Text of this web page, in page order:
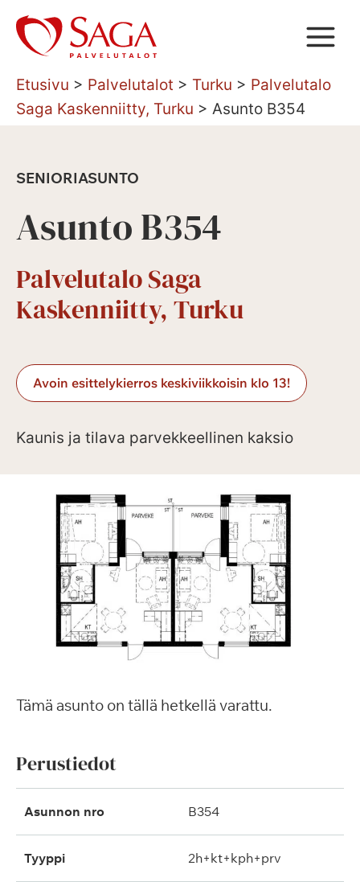
Siirry
sisältöön
Etusivu > Palvelutalot > Turku > Palvelutalo
Saga Kaskenniitty, Turku > Asunto B354
SENIORIASUNTO
Asunto B354
Palvelutalo Saga
Kaskenniitty, Turku
Avoin esittelykierros keskiviikkoisin klo 13!
Kaunis ja tilava parvekkeellinen kaksio
Tämä asunto on tällä hetkellä varattu.
Perustiedot
Asunnon nro B354
Tyyppi 2h+kt+kph+prv